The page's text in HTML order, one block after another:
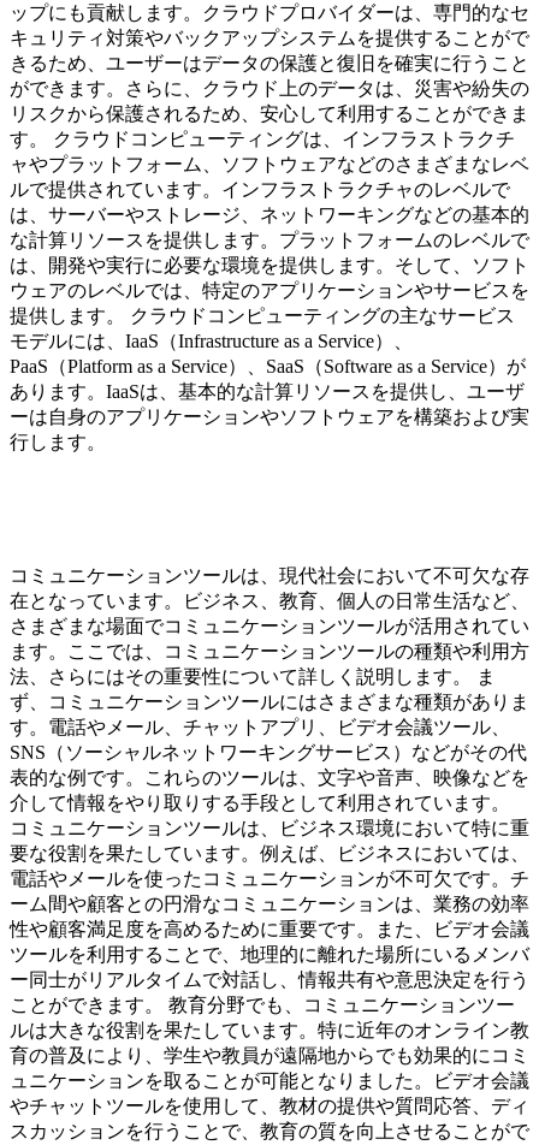
ップにも貢献します。クラウドプロバイダーは、専門的なセ
キュリティ対策やバックアップシステムを提供することがで
きるため、ユーザーはデータの保護と復旧を確実に行うこと
ができます。さらに、クラウド上のデータは、災害や紛失の
リスクから保護されるため、安心して利用することができま
す。 クラウドコンピューティングは、インフラストラクチ
ャやプラットフォーム、ソフトウェアなどのさまざまなレベ
ルで提供されています。インフラストラクチャのレベルで
は、サーバーやストレージ、ネットワーキングなどの基本的
な計算リソースを提供します。プラットフォームのレベルで
は、開発や実行に必要な環境を提供します。そして、ソフト
ウェアのレベルでは、特定のアプリケーションやサービスを
提供します。 クラウドコンピューティングの主なサービス
モデルには、IaaS（Infrastructure as a Service）、
PaaS（Platform as a Service）、SaaS（Software as a Service）が
あります。IaaSは、基本的な計算リソースを提供し、ユーザ
ーは自身のアプリケーションやソフトウェアを構築および実
行します。
コミュニケーションツールは、現代社会において不可欠な存
在となっています。ビジネス、教育、個人の日常生活など、
さまざまな場面でコミュニケーションツールが活用されてい
ます。ここでは、コミュニケーションツールの種類や利用方
法、さらにはその重要性について詳しく説明します。 ま
ず、コミュニケーションツールにはさまざまな種類がありま
す。電話やメール、チャットアプリ、ビデオ会議ツール、
SNS（ソーシャルネットワーキングサービス）などがその代
表的な例です。これらのツールは、文字や音声、映像などを
介して情報をやり取りする手段として利用されています。
コミュニケーションツールは、ビジネス環境において特に重
要な役割を果たしています。例えば、ビジネスにおいては、
電話やメールを使ったコミュニケーションが不可欠です。チ
ーム間や顧客との円滑なコミュニケーションは、業務の効率
性や顧客満足度を高めるために重要です。また、ビデオ会議
ツールを利用することで、地理的に離れた場所にいるメンバ
ー同士がリアルタイムで対話し、情報共有や意思決定を行う
ことができます。 教育分野でも、コミュニケーションツー
ルは大きな役割を果たしています。特に近年のオンライン教
育の普及により、学生や教員が遠隔地からでも効果的にコミ
ュニケーションを取ることが可能となりました。ビデオ会議
やチャットツールを使用して、教材の提供や質問応答、ディ
スカッションを行うことで、教育の質を向上させることがで